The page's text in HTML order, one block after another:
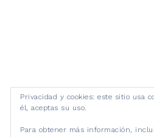
Privacidad y cookies: este sitio usa
él, aceptas su uso.
Para obtener más información,